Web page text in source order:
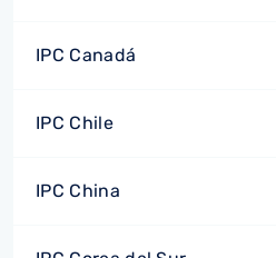
IPC Canadá
IPC Chile
IPC China